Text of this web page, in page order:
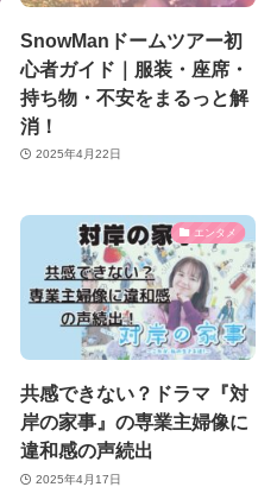
SnowManドームツアー初
心者ガイド｜服装・座席・
持ち物・不安をまるっと解
消！
2025年4月22日
エンタメ
共感できない？ドラマ『対
岸の家事』の専業主婦像に
違和感の声続出
2025年4月17日